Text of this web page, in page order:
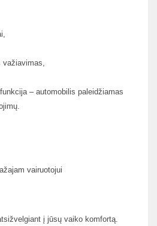
važiavimas,
– automobilis paleidžiamas
vairuotojui
į jūsų vaiko komfortą.